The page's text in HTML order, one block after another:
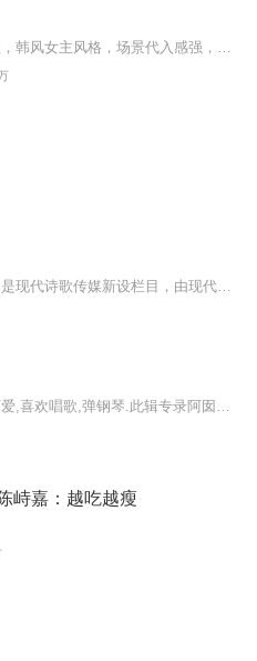
峙嘉：越吃越瘦